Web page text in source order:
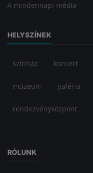
A mindennapi média
HELYSZÍNEK
színház koncert
múzeum galéria
rendezvényközpont
RÓLUNK